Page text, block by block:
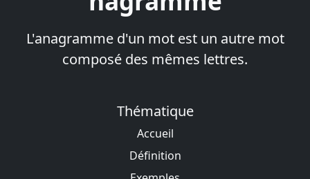
L'anagramme d'un mot est un autre mot
composé des mêmes lettres.
Thématique
Accueil
Définition